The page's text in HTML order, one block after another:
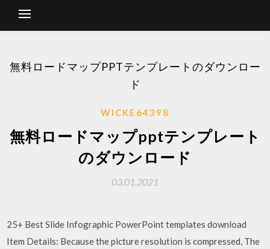
無料ロードマップPPTテンプレートのダウンロー
ド
WICKE64398
無料ロードマップpptテンプレート
のダウンロード
03.01.2021
25+ Best Slide Infographic PowerPoint templates download
Item Details: Because the picture resolution is compressed, The